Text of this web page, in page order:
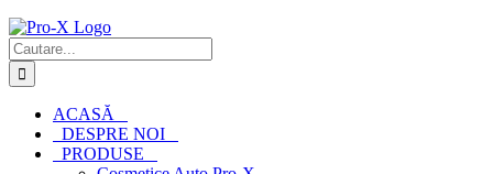
Cautare...
ACASĂ
DESPRE NOI
PRODUSE